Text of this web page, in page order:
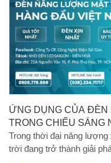
ỨNG DỤNG CỦA ĐÈN
TRONG CHIẾU SÁNG
Trong thời đại năng
trời đang trở thành giải